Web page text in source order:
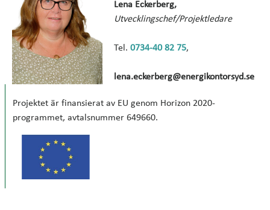
Lena Eckerberg,
Utvecklingschef/Projektledare
Tel. 0734-40 82 75,
lena.eckerberg@energikontorsyd.se
Projektet är finansierat av EU genom Horizon 2020-
programmet, avtalsnummer 649660.